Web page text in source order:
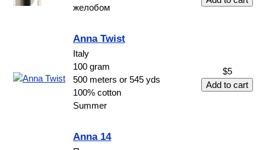
желобом
Anna Twist
Italy
100 gram
500 meters or 545 yds
100% cotton
Summer
$5
Anna 14